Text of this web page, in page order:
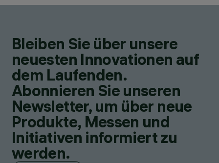
Bleiben Sie über unsere
neuesten Innovationen auf
dem Laufenden.
Abonnieren Sie unseren
Newsletter, um über neue
Produkte, Messen und
Initiativen informiert zu
werden.